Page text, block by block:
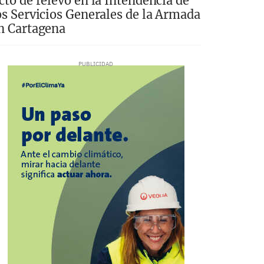
Servicios Generales de la Armada
Cartagena